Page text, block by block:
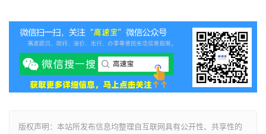
版权声明：本站所发布信息均整理自互联网具有公开性、共享性的